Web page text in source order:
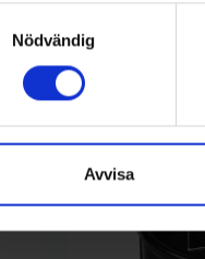
Nödvändig
Avvisa